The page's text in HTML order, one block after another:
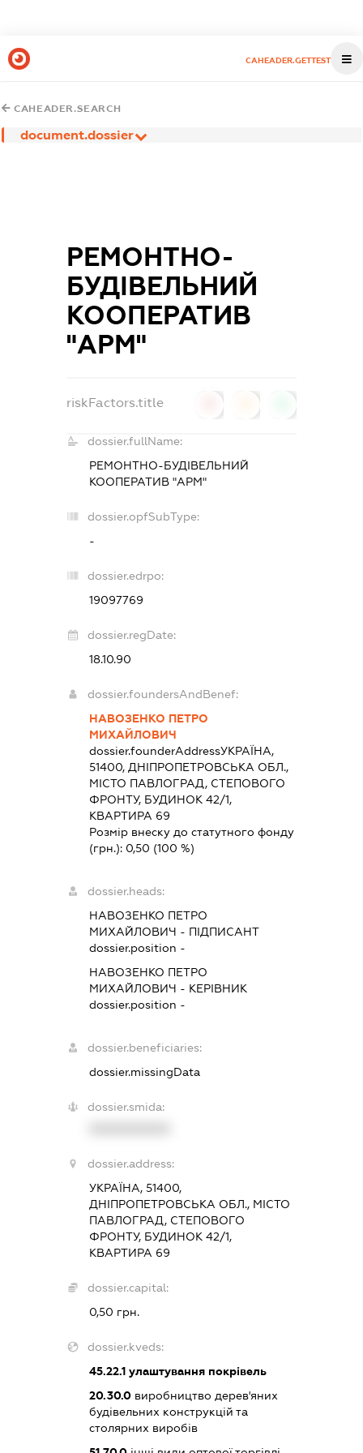
CAHEADER.GETTEST
CAHEADER.SEARCH
document.dossier
РЕМОНТНО-
БУДІВЕЛЬНИЙ
КООПЕРАТИВ
"АРМ"
riskFactors.title
dossier.fullName:
РЕМОНТНО-БУДІВЕЛЬНИЙ
КООПЕРАТИВ "АРМ"
dossier.opfSubType:
-
dossier.edrpo:
19097769
dossier.regDate:
18.10.90
dossier.foundersAndBenef:
НАВОЗЕНКО ПЕТРО
МИХАЙЛОВИЧ
dossier.founderAddressУКРАЇНА,
51400, ДНІПРОПЕТРОВСЬКА ОБЛ.,
МІСТО ПАВЛОГРАД, СТЕПОВОГО
ФРОНТУ, БУДИНОК 42/1,
КВАРТИРА 69
Розмір внеску до статутного фонду
(грн.): 0,50 (100 %)
dossier.heads:
НАВОЗЕНКО ПЕТРО
МИХАЙЛОВИЧ - ПІДПИСАНТ
dossier.position -
НАВОЗЕНКО ПЕТРО
МИХАЙЛОВИЧ - КЕРІВНИК
dossier.position -
dossier.beneficiaries:
dossier.missingData
dossier.smida:
dossier.address:
УКРАЇНА, 51400,
ДНІПРОПЕТРОВСЬКА ОБЛ., МІСТО
ПАВЛОГРАД, СТЕПОВОГО
ФРОНТУ, БУДИНОК 42/1,
КВАРТИРА 69
dossier.capital:
0,50 грн.
dossier.kveds:
45.22.1улаштування покрівель
20.30.0виробництво дерев'яних
будівельних конструкцій та
столярних виробів